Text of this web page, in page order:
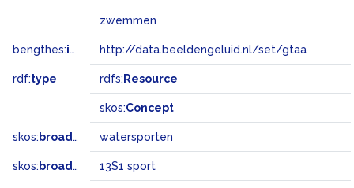
zwemmen
bengthes:inSet http://data.beeldengeluid.nl/set/gtaa
rdf:type rdfs: Resource
skos:Concept
skos: broader watersporten
skos: broadMatch 13S1 sport